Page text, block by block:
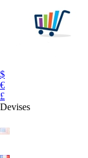
$
€
£
Devises